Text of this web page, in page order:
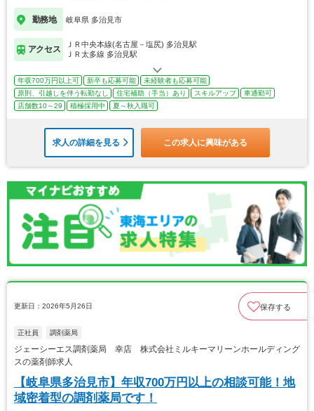
勤務地 岐阜県 多治見市
アクセス
ＪＲ中央本線(名古屋－塩尻) 多治見駅
ＪＲ太多線 多治見駅
年収700万円以上可 新卒も応募可能
未経験者も応募可能
原則、引越しを伴う転勤なし
住宅補助（手当）あり スキルアップ
車通勤可
店舗数10～29
積極採用中 夏～秋入職可
求人の詳細を見る この求人に興味がある
更新日：2026年5月26日 保存する
正社員 調剤薬局
ジェーシーエス調剤薬局 幸店 株式会社ミルキーマリーンホールディング
スの薬剤師求人
【岐阜県多治見市】年収700万円以上の相談可能！地
域密着型の調剤薬局です！